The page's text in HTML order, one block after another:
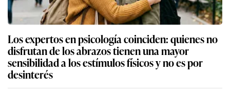
Los expertos en psicología coinciden: quienes no
disfrutan de los abrazos tienen una mayor
sensibilidad a los estímulos físicos y no es por
desinterés